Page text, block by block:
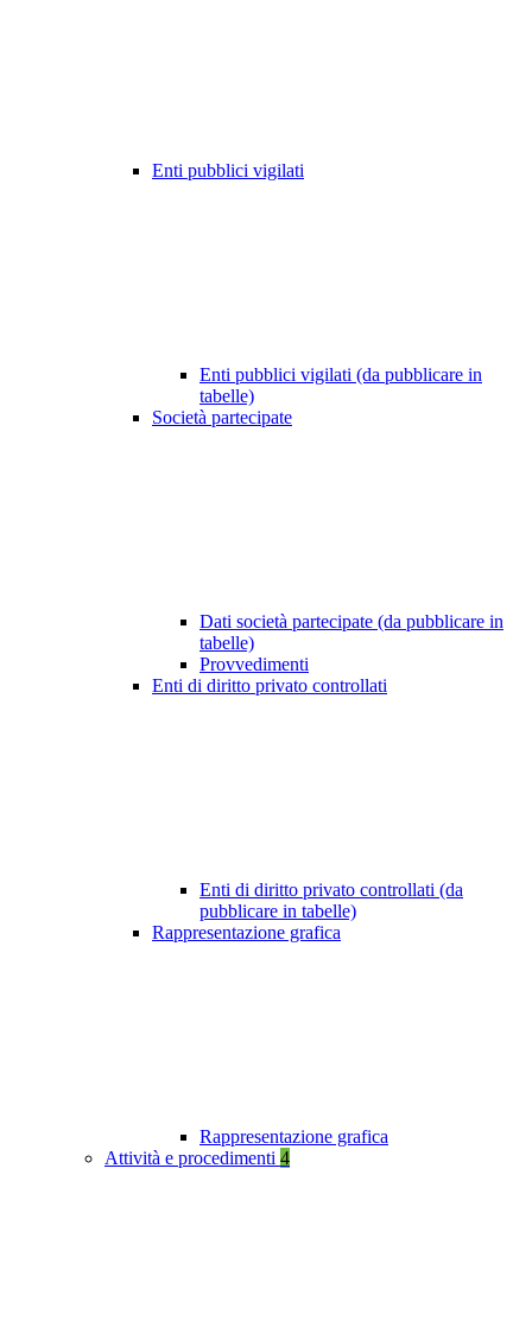
Enti pubblici vigilati
Enti pubblici vigilati (da pubblicare in
tabelle)
Società partecipate
Dati società partecipate (da pubblicare in
tabelle)
Provvedimenti
Enti di diritto privato controllati
Enti di diritto privato controllati (da
pubblicare in tabelle)
Rappresentazione grafica
Rappresentazione grafica
Attività e procedimenti 4